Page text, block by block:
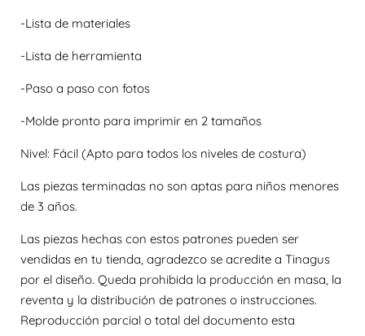
-Lista de materiales
-Lista de herramienta
-Paso a paso con fotos
-Molde pronto para imprimir en 2 tamaños
Nivel: Fácil (Apto para todos los niveles de costura)
Las piezas terminadas no son aptas para niños menores
de 3 años.
Las piezas hechas con estos patrones pueden ser
vendidas en tu tienda, agradezco se acredite a Tinagus
por el diseño. Queda prohibida la producción en masa, la
reventa y la distribución de patrones o instrucciones.
Reproducción parcial o total del documento esta